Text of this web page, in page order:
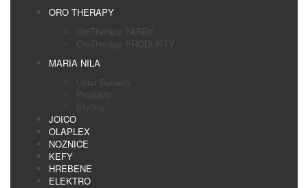
ORO THERAPY
OroTherapy FARBY
OroTherapy PRODUKTY
MARIA NILA
Color Refresh
Produkty
Styling
JOICO
OLAPLEX
NOZNICE
KEFY
HREBENE
ELEKTRO